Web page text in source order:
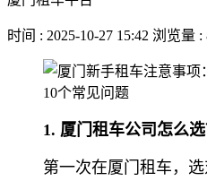
时间 : 2025-10-27 15:42 浏览量 :
1. 厦门租车公司怎么选
第一次在厦门租车，